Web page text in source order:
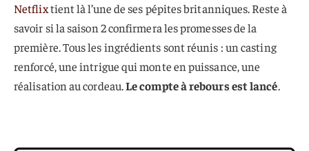
Netflixtient là l’une de ses pépites britanniques. Reste à
savoir si la saison 2 confirmera les promesses de la
première. Tous les ingrédients sont réunis : un casting
renforcé, une intrigue qui monte en puissance, une
réalisation au cordeau.Le compte à rebours est lancé.